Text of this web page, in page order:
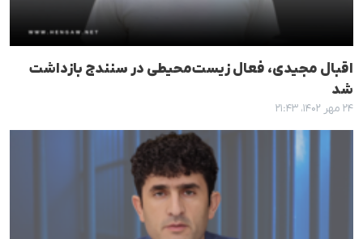
اقبال مجیدی، فعال زیست‌محیطی در سنندج بازداشت
شد
۲۴ مهر ۱۴۰۲، ۲۱:۴۳